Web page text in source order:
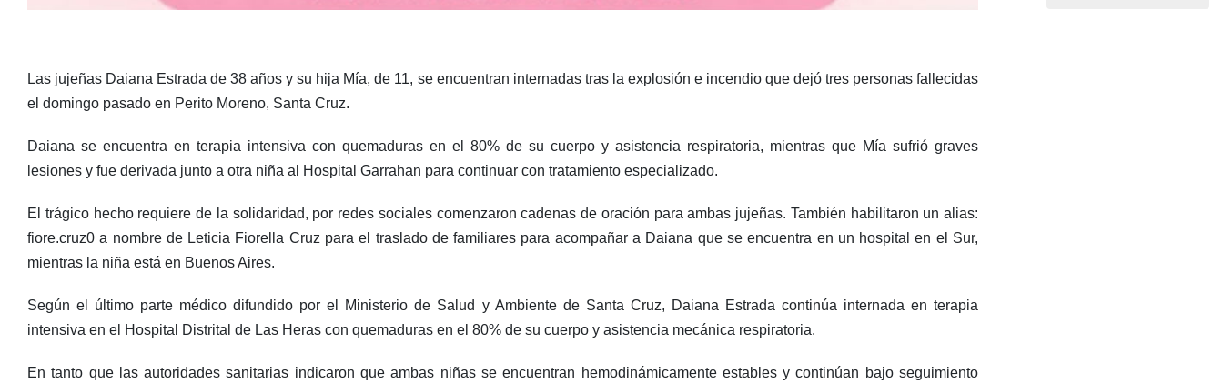
Las jujeñas Daiana Estrada de 38 años y su hija Mía, de 11, se encuentran internadas tras la explosión e incendio que dejó tres personas fallecidas
el domingo pasado en Perito Moreno, Santa Cruz.
Daiana se encuentra en terapia intensiva con quemaduras en el 80% de su cuerpo y asistencia respiratoria, mientras que Mía sufrió graves
lesiones y fue derivada junto a otra niña al Hospital Garrahan para continuar con tratamiento especializado.
El trágico hecho requiere de la solidaridad, por redes sociales comenzaron cadenas de oración para ambas jujeñas. También habilitaron un alias:
fiore.cruz0 a nombre de Leticia Fiorella Cruz para el traslado de familiares para acompañar a Daiana que se encuentra en un hospital en el Sur,
mientras la niña está en Buenos Aires.
Según el último parte médico difundido por el Ministerio de Salud y Ambiente de Santa Cruz, Daiana Estrada continúa internada en terapia
intensiva en el Hospital Distrital de Las Heras con quemaduras en el 80% de su cuerpo y asistencia mecánica respiratoria.
En tanto que las autoridades sanitarias indicaron que ambas niñas se encuentran hemodinámicamente estables y continúan bajo seguimiento